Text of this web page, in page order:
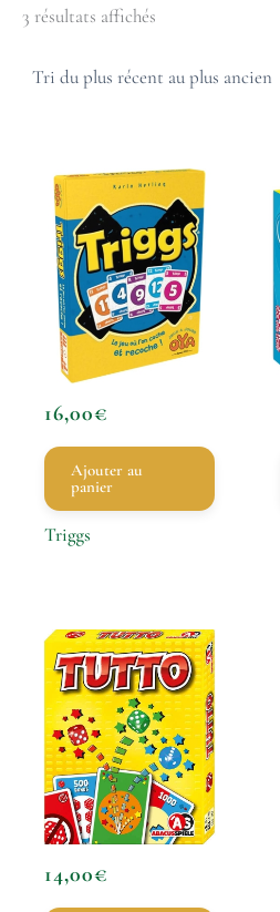
3 résultats affichés
16,00€
Ajouter au
panier
Triggs
14,00€